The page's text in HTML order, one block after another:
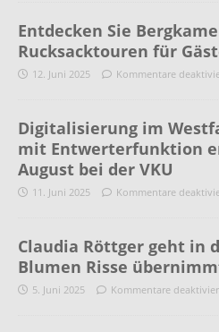
Entdecken Sie
Rucksacktouren für
12. Juni 2025 Kommentare
Digitalisierung im
mit Entwerterfunktion
August bei der VKU
11. Juni 2025 Kommentare
Claudia Röttger geht in
Blumen Risse
5. Juni 2025 Kommentare